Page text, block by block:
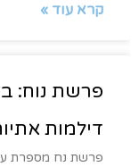
קרא עוד »
פרשת נוח:
דילמות
פרשת נח מספרת